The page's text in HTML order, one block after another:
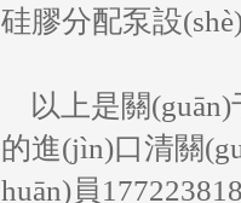
硅膠分配泵設
以上是關(guān)
的進(jìn)口清關
huān)員